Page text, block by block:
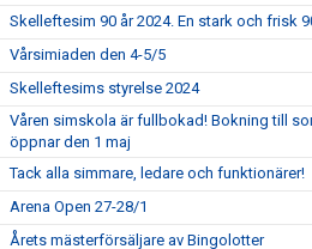
Skelleftesim 90 år 2024. En stark och frisk
Vårsimiaden den 4-5/5
Skelleftesims styrelse 2024
Våren simskola är fullbokad! Bokning till
öppnar den 1 maj
Tack alla simmare, ledare och funktionärer!
Arena Open 27-28/1
Årets mästerförsäljare av Bingolotter